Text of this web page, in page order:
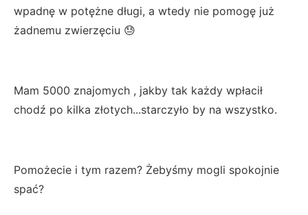
wpadnę w potężne długi, a wtedy nie pomogę już
żadnemu zwierzęciu 😓
Mam 5000 znajomych , jakby tak każdy wpłacił
chodź po kilka złotych...starczyło by na wszystko.
Pomożecie i tym razem? Żebyśmy mogli spokojnie
spać?